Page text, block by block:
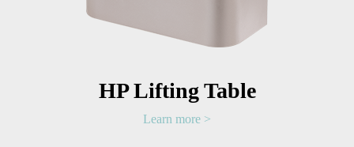
HP Lifting Table
Learn more >